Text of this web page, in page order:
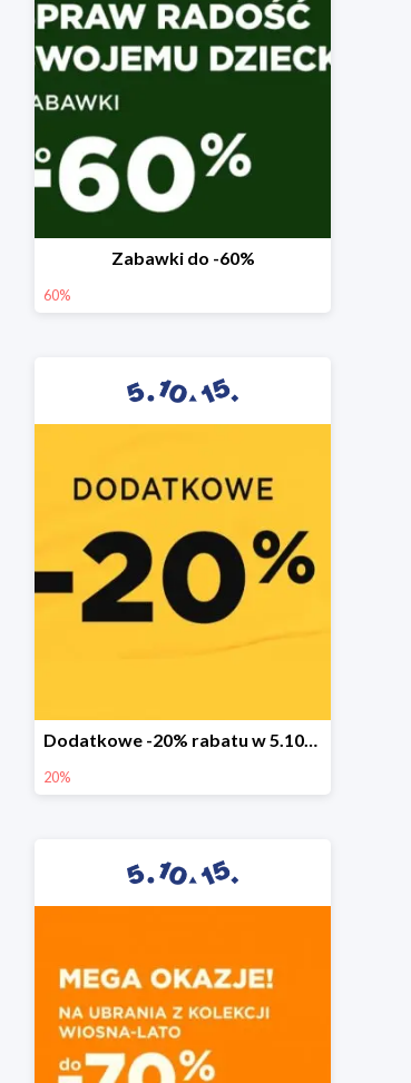
Zabawki do -60%
60%
Dodatkowe -20% rabatu w 5.10.15
20%